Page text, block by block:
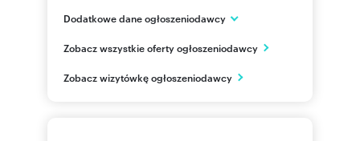
Dodatkowe dane ogłoszeniodawcy
Locknitz
Zobacz wszystkie oferty ogłoszeniodawcy
Zobacz wizytówkę ogłoszeniodawcy